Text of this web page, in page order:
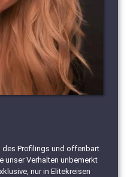
des Profilings und offenbart
Verhalten unbemerkt
nur in Elitekreisen